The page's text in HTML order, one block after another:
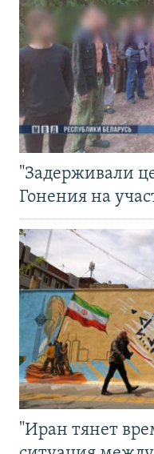
"Задерживали
Гонения на
"Иран тянет